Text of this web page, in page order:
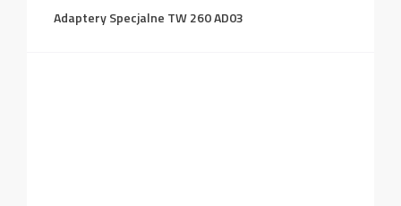
Adaptery Specjalne TW 260 AD03